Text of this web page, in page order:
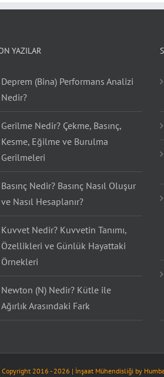
Deprem (Bina) Performans Analizi
Nedir?
Gerilme Nedir? Çekme, Basınç,
Kesme, Eğilme ve Burulma
Gerilmeleri
Basınç Nedir? Basınç Nasıl Oluşur
ve Nasıl Hesaplanır?
Kuvvet Nedir? Kuvvetin Tanımı,
Özellikleri ve Günlük Hayattaki
Örnekleri
Newton (N) Nedir? Kütle ile
Ağırlık Arasındaki Fark